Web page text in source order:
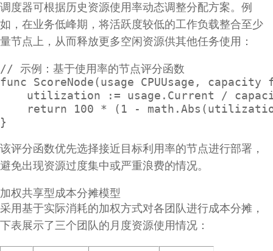
调度器可根据历史资源使用率动态调整分配方案。例
如，在业务低峰期，将活跃度较低的工作负载整合至少
量节点上，从而释放更多空闲资源供其他任务使用：
// 示例：基于使用率的节点评分函数
func ScoreNode(usage CPUUsage,
utilization := usage.Current /
return 100 * (1 -
}
该评分函数优先选择接近目标利用率的节点进行部署，
避免出现资源过度集中或严重浪费的情况。
加权共享型成本分摊模型
采用基于实际消耗的加权方式对各团队进行成本分摊，
下表展示了三个团队的月度资源使用情况：